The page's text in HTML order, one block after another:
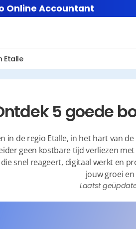
Online Accountant
Etalle
5 goede
in de regio Etalle, in het hart van
geen kostbare tijd verliezen
snel reageert, digitaal werkt en
jouw groei
Laatst